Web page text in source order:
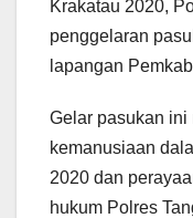
Krakatau 2020,
penggelaran
lapangan
Gelar pasukan
kemanusiaan
2020 dan
hukum Polres